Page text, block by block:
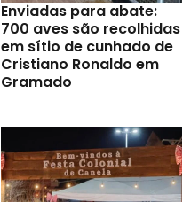
Enviadas para abate:
700 aves são recolhidas
em sítio de cunhado de
Cristiano Ronaldo em
Gramado